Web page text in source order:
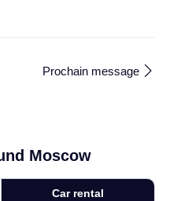
Prochain message
Moscow
Car rental